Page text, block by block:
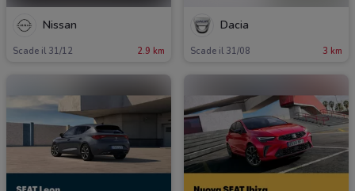
Nissan
Scade il 31/12 2.9 km
Dacia
Scade il 31/08 3 km